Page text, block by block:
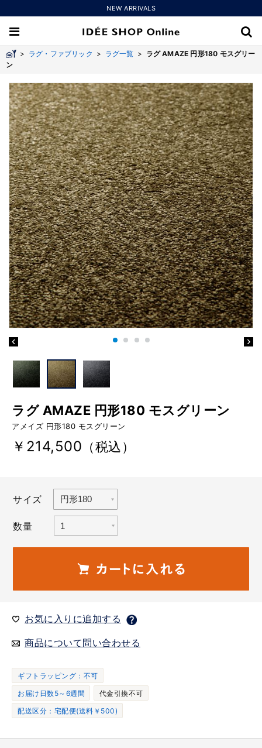
NEW ARRIVALS
> ラグ・ファブリック > ラグ一覧 > ラグ AMAZE 円形180 モスグリー
ン
ラグ AMAZE 円形180 モスグリーン
アメイズ 円形180 モスグリーン
￥214,500 （税込）
サイズ
数量
お気に入りに追加する
商品について問い合わせる
ギフトラッピング：不可
お届け日数5～6週間
代金引換不可
配送区分：宅配便(送料￥500)